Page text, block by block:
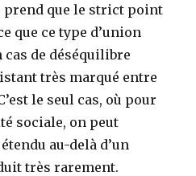
prend que le strict point
que ce type d’union
cas de déséquilibre
très marqué entre
le seul cas, où pour
sociale, on peut
au-delà d’un
très rarement.